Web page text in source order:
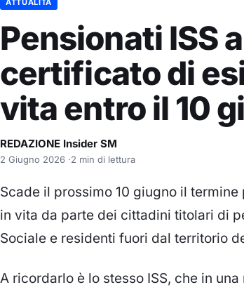
ATTUALITÀ
Pensionati ISS
certificato di
vita entro il 10
REDAZIONE Insider SM
2 Giugno 2026 ·2 min di lettura
Scade il prossimo 10 giugno il
in vita da parte dei cittadini titolari di
Sociale e residenti fuori dal territorio
A ricordarlo è lo stesso ISS, che in